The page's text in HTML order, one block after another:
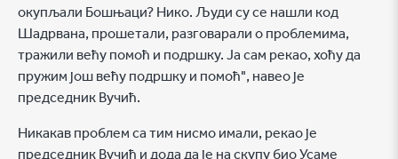
окупљали Бошњаци? Нико. Људи су се нашли код
Шадрвана, прошетали, разговарали о проблемима,
тражили већу помоћ и подршку. Ја сам рекао, хоћу да
пружим још већу подршку и помоћ", навео је
председник Вучић.
Никакав проблем са тим нисмо имали, рекао је
председник Вучић и дода да је на скупу био Усаме